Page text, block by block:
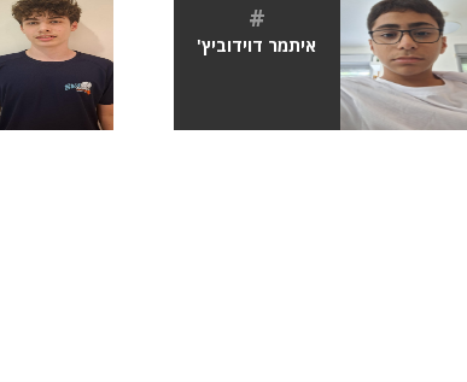
#
איתמר דוידוביץ'